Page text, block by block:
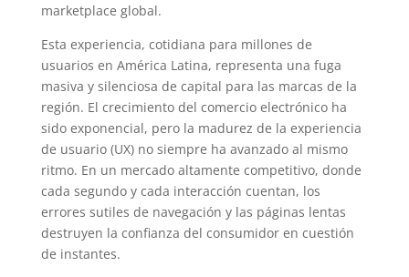
marketplace global.
Esta experiencia, cotidiana para millones de
usuarios en América Latina, representa una fuga
masiva y silenciosa de capital para las marcas de la
región. El crecimiento del comercio electrónico ha
sido exponencial, pero la madurez de la experiencia
de usuario (UX) no siempre ha avanzado al mismo
ritmo. En un mercado altamente competitivo, donde
cada segundo y cada interacción cuentan, los
errores sutiles de navegación y las páginas lentas
destruyen la confianza del consumidor en cuestión
de instantes.